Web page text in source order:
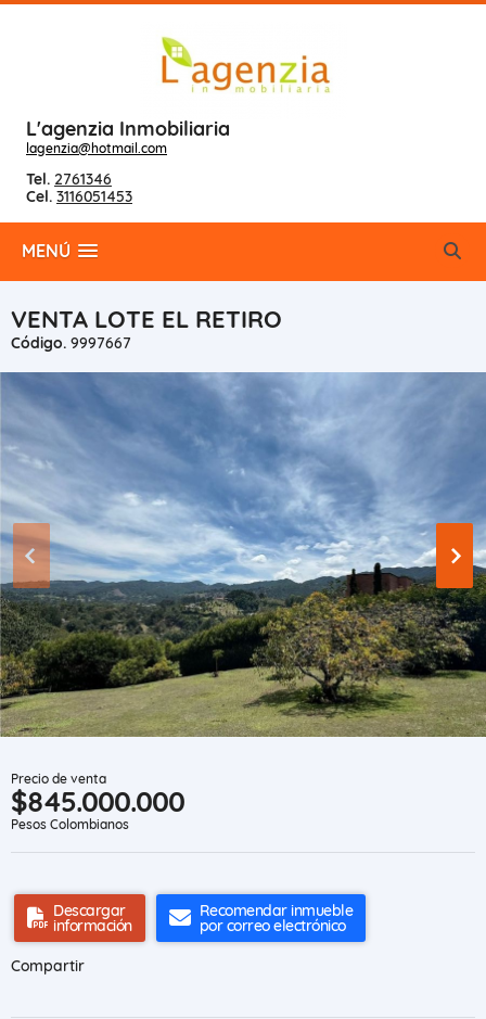
L'agenzia Inmobiliaria
lagenzia@hotmail.com
Tel. 2761346
Cel. 3116051453
MENÚ
VENTA LOTE EL RETIRO
Código. 9997667
Precio de venta
$845.000.000
Pesos Colombianos
Descargar
información
Recomendar inmueble
por correo electrónico
Compartir